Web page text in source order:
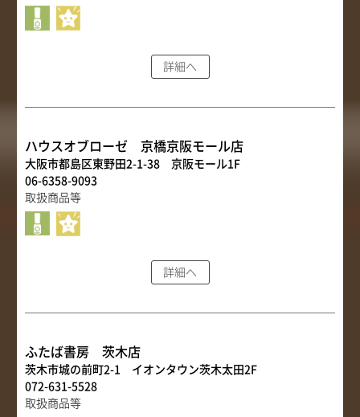
詳細へ
ハウスオブローゼ 京橋京阪モール店
大阪市都島区東野田2-1-38 京阪モール1F
06-6358-9093
取扱商品等
詳細へ
ふたば書房 茨木店
茨木市城の前町2-1 イオンタウン茨木太田2F
072-631-5528
取扱商品等